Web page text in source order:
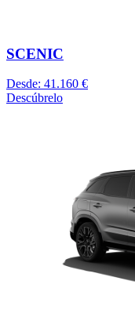
SCENIC
Desde: 41.160 €
Descúbrelo